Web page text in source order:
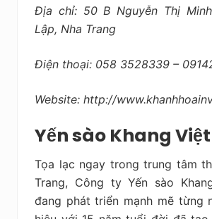
Địa chỉ: 50 B Nguyễn Thị
Lập, Nha Trang
Điện thoại: 058 3528339 –
Website: http://
Yến sào Khang Việt
Tọa lạc ngay trong trung tâm
Trang, Công ty Yến sào
đang phát triển mạnh mẽ từng